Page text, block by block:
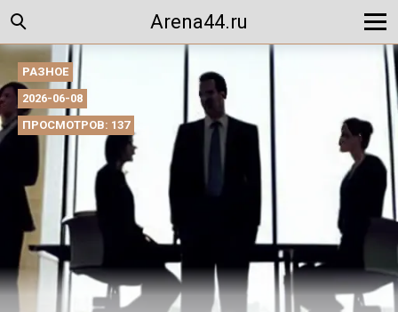
Arena44.ru
РАЗНОЕ
2026-06-08
ПРОСМОТРОВ: 137